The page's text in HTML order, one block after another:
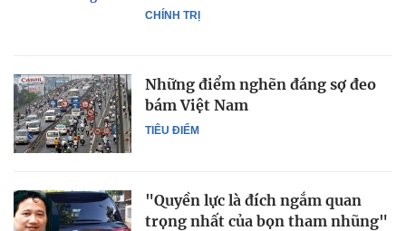
CHÍNH TRỊ
TIÊU ĐIỂM
Những điểm nghẽn đáng sợ đeo
bám Việt Nam
"Quyền lực là đích ngắm quan
trọng nhất của bọn tham nhũng"